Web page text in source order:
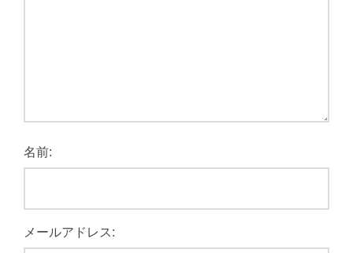
名前:
メールアドレス: